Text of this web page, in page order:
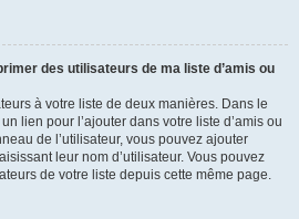
des utilisateurs de ma liste d’amis ou
à votre liste de deux manières. Dans le
lien pour l’ajouter dans votre liste d’amis ou
de l’utilisateur, vous pouvez ajouter
leur nom d’utilisateur. Vous pouvez
de votre liste depuis cette même page.